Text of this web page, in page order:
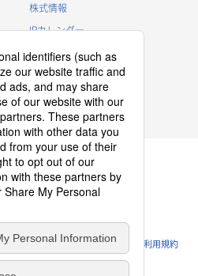
株式情報
IRカレンダー
IRに関するよくあるご質問
IRポリシー
免責事項
シー
クッキーポリシー
ウェブサイトのご利用条件 利用規約